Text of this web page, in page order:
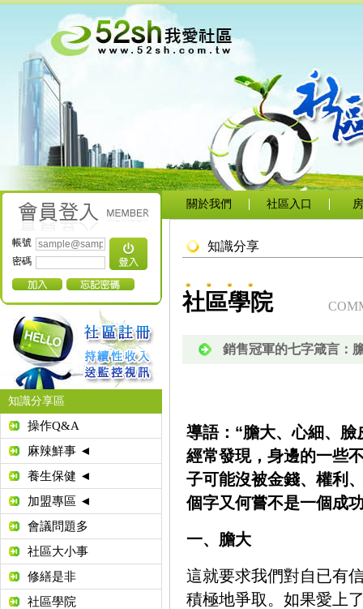
帳號
密碼
知識分享區
操作Q&A
麻辣鮮事 ◄
養生保健 ◄
加盟專區 ◄
會議問題多
社區大小事
修繕是非
社區學院
關於我們 社區入口
知識分享
社區學院
銷售冠軍的七字箴言：
導語： “膽大、心細、
經常發現，身邊的一些
子可能沒被金錢、權利
個字又何嘗不是一個成
一、膽大
這就要求我們對自已有
積極地爭取。如果愛上